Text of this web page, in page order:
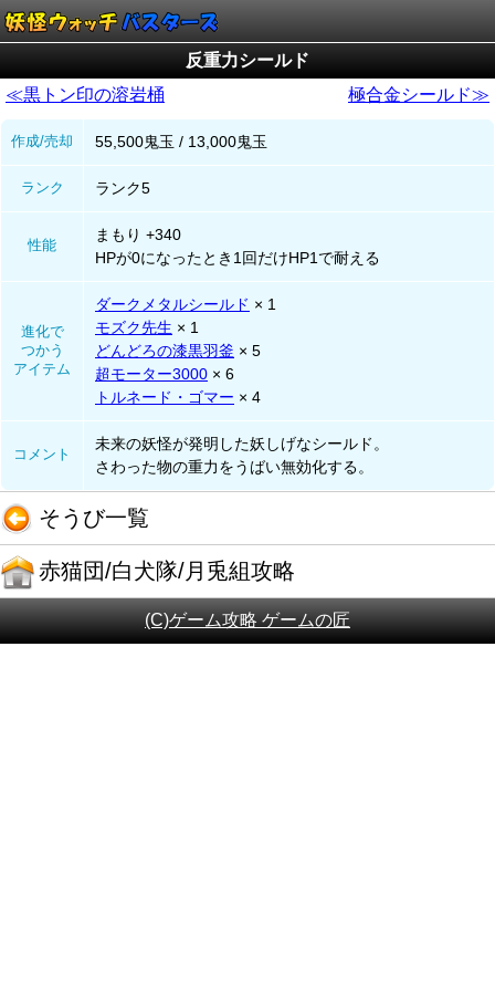
反重力シールド
≪黒トン印の溶岩桶
極合金シールド≫
作成/売却 55,500鬼玉 / 13,000鬼玉
ランク ランク5
性能
まもり +340
HPが0になったとき1回だけHP1で耐える
進化で
つかう
アイテム
ダークメタルシールド × 1
モズク先生 × 1
どんどろの漆黒羽釜 × 5
超モーター3000 × 6
トルネード・ゴマー × 4
コメント
未来の妖怪が発明した妖しげなシールド。
さわった物の重力をうばい無効化する。
そうび一覧
赤猫団/白犬隊/月兎組攻略
(C)ゲーム攻略 ゲームの匠